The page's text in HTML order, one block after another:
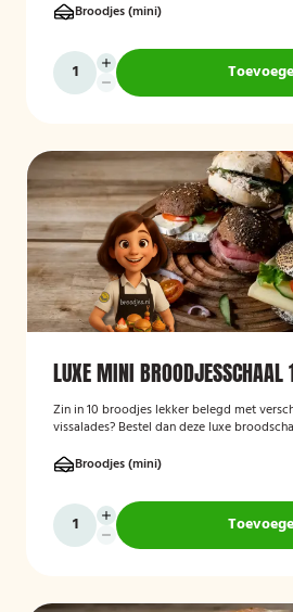
Broodjes (mini)
LUXE MINI
Zin in 10 broodjes lekker belegd met
vissalades? Bestel dan deze luxe
Broodjes (mini)